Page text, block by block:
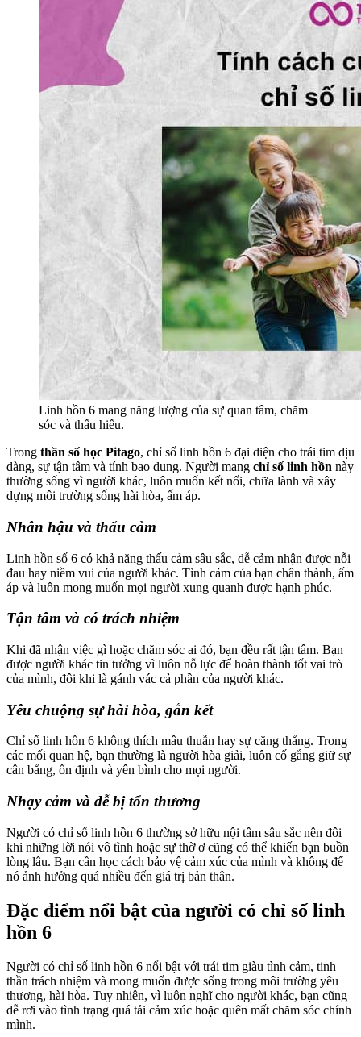
Linh hồn 6 mang năng lượng của sự quan tâm, chăm
sóc và thấu hiểu.
Trong thần số học Pitago, chỉ số linh hồn 6 đại diện cho trái tim dịu
dàng, sự tận tâm và tính bao dung. Người mang chỉ số linh hồn này
thường sống vì người khác, luôn muốn kết nối, chữa lành và xây
dựng môi trường sống hài hòa, ấm áp.
Nhân hậu và thấu cảm
Linh hồn số 6 có khả năng thấu cảm sâu sắc, dễ cảm nhận được nỗi
đau hay niềm vui của người khác. Tình cảm của bạn chân thành, ấm
áp và luôn mong muốn mọi người xung quanh được hạnh phúc.
Tận tâm và có trách nhiệm
Khi đã nhận việc gì hoặc chăm sóc ai đó, bạn đều rất tận tâm. Bạn
được người khác tin tưởng vì luôn nỗ lực để hoàn thành tốt vai trò
của mình, đôi khi là gánh vác cả phần của người khác.
Yêu chuộng sự hài hòa, gắn kết
Chỉ số linh hồn 6 không thích mâu thuẫn hay sự căng thẳng. Trong
các mối quan hệ, bạn thường là người hòa giải, luôn cố gắng giữ sự
cân bằng, ổn định và yên bình cho mọi người.
Nhạy cảm và dễ bị tổn thương
Người có chỉ số linh hồn 6 thường sở hữu nội tâm sâu sắc nên đôi
khi những lời nói vô tình hoặc sự thờ ơ cũng có thể khiến bạn buồn
lòng lâu. Bạn cần học cách bảo vệ cảm xúc của mình và không để
nó ảnh hưởng quá nhiều đến giá trị bản thân.
Đặc điểm nổi bật của người có chỉ số linh
hồn 6
Người có chỉ số linh hồn 6 nổi bật với trái tim giàu tình cảm, tinh
thần trách nhiệm và mong muốn được sống trong môi trường yêu
thương, hài hòa. Tuy nhiên, vì luôn nghĩ cho người khác, bạn cũng
dễ rơi vào tình trạng quá tải cảm xúc hoặc quên mất chăm sóc chính
mình.